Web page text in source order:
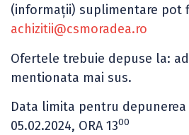
(informaţii) suplimentare pot
achizitii@csmoradea.ro
Ofertele trebuie depuse la:
mentionata mai sus.
Data limita pentru
05.02.2024, ORA 1300